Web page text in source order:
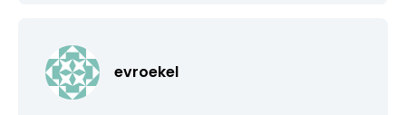
evroekel